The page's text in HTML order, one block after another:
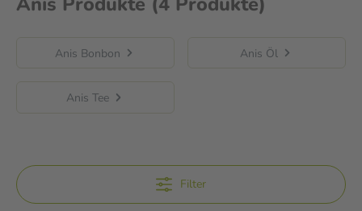
Anis Bonbon Anis Öl
Anis Tee
Filter